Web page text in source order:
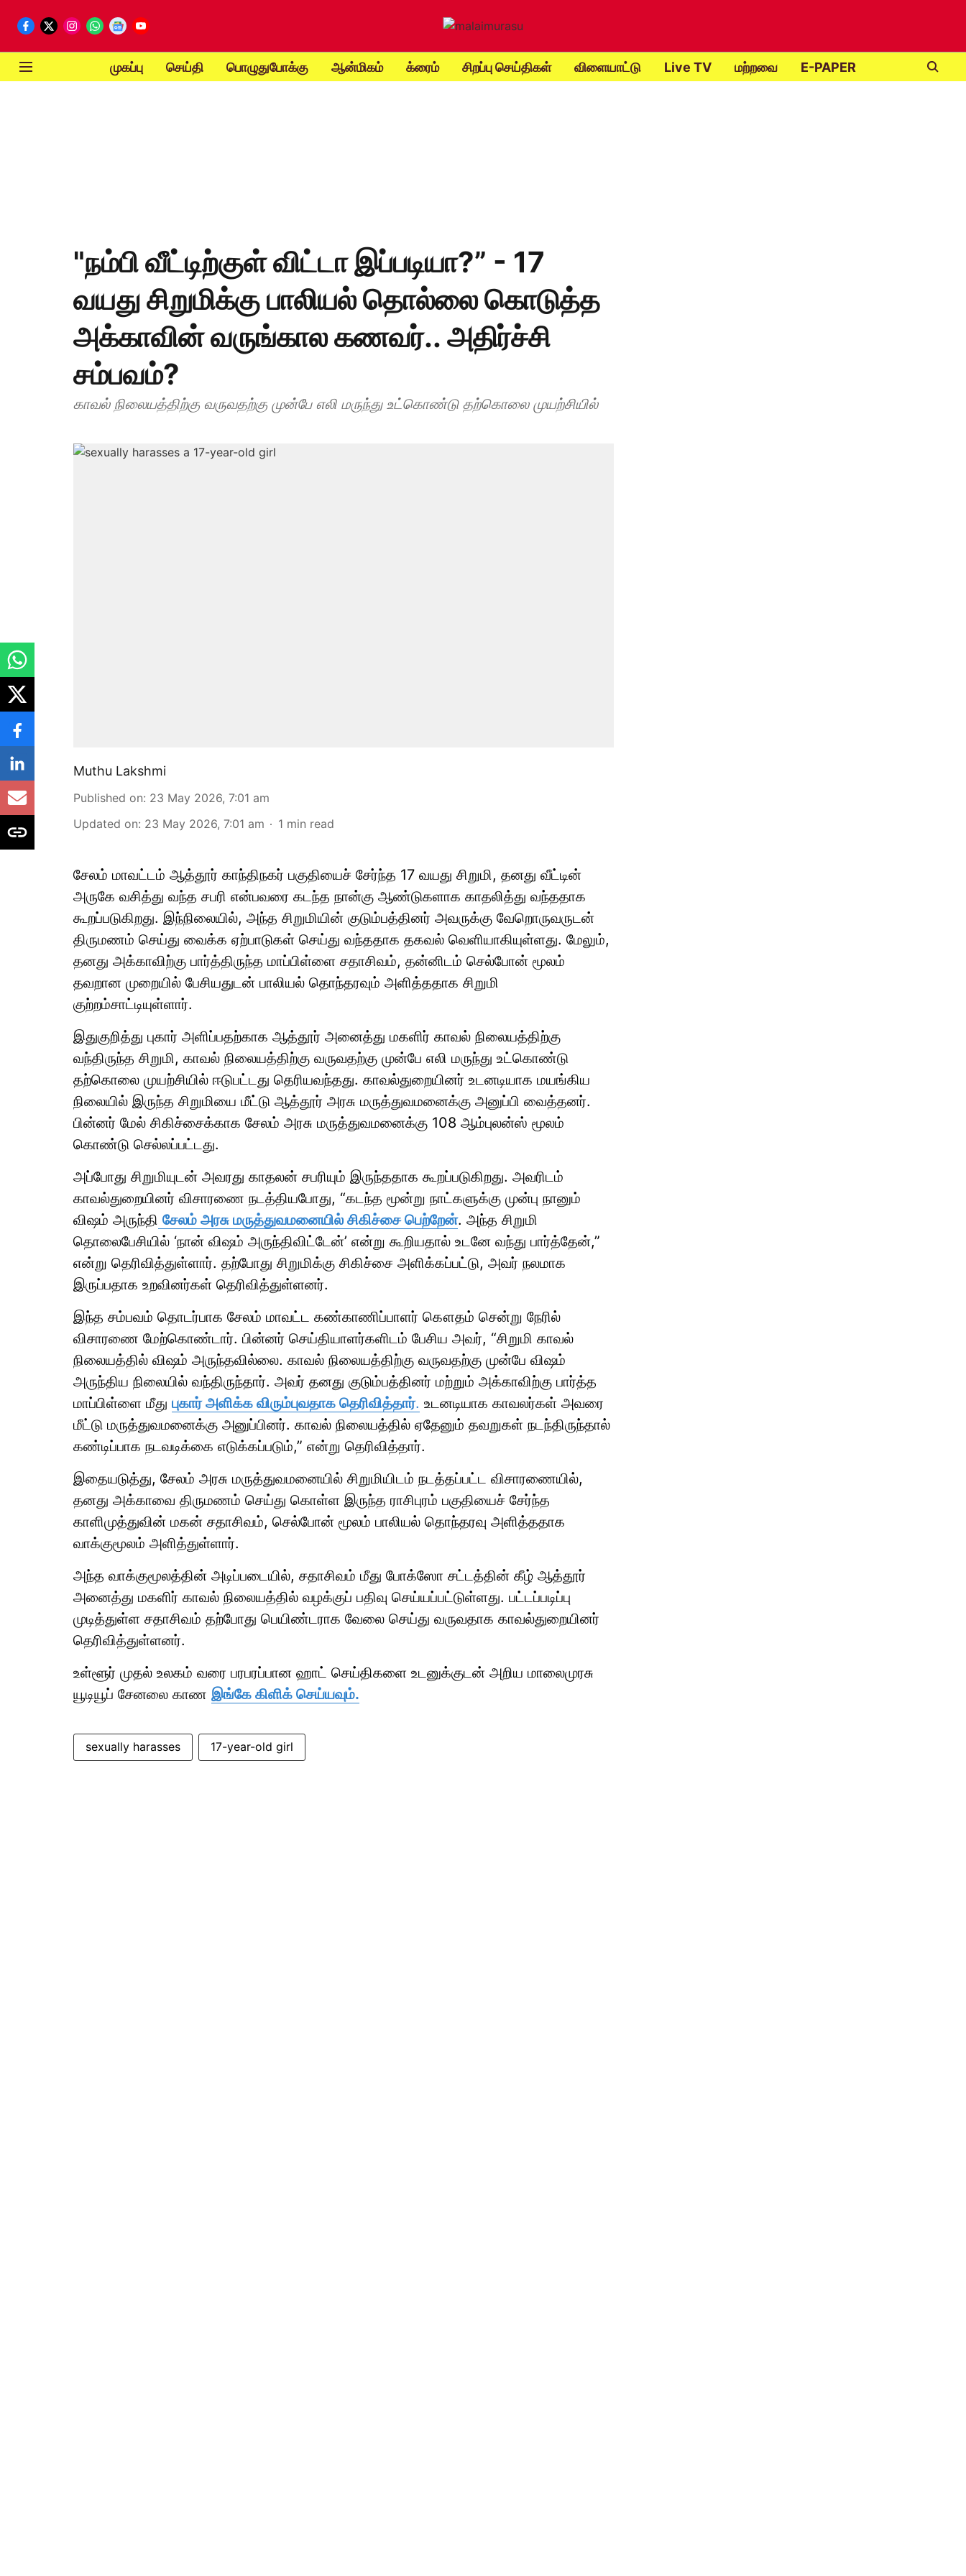
முகப்பு செய்தி பொழுதுபோக்கு ஆன்மிகம் க்ரைம் சிறப்பு செய்திகள் விளையாட்டு Live TV மற்றவை E-PAPER
"நம்பி வீட்டிற்குள் விட்டா இப்படியா?” - 17
வயது சிறுமிக்கு பாலியல் தொல்லை கொடுத்த
அக்காவின் வருங்கால கணவர்.. அதிர்ச்சி
சம்பவம்?
காவல் நிலையத்திற்கு வருவதற்கு முன்பே எலி மருந்து உட்கொண்டு தற்கொலை முயற்சியில்
Muthu Lakshmi
Published on: 23 May 2026, 7:01 am
Updated on: 23 May 2026, 7:01 am 1 min read
சேலம் மாவட்டம் ஆத்தூர் காந்திநகர் பகுதியைச் சேர்ந்த 17 வயது சிறுமி, தனது வீட்டின்
அருகே வசித்து வந்த சபரி என்பவரை கடந்த நான்கு ஆண்டுகளாக காதலித்து வந்ததாக
கூறப்படுகிறது. இந்நிலையில், அந்த சிறுமியின் குடும்பத்தினர் அவருக்கு வேறொருவருடன்
திருமணம் செய்து வைக்க ஏற்பாடுகள் செய்து வந்ததாக தகவல் வெளியாகியுள்ளது. மேலும்,
தனது அக்காவிற்கு பார்த்திருந்த மாப்பிள்ளை சதாசிவம், தன்னிடம் செல்போன் மூலம்
தவறான முறையில் பேசியதுடன் பாலியல் தொந்தரவும் அளித்ததாக சிறுமி
குற்றம்சாட்டியுள்ளார்.
இதுகுறித்து புகார் அளிப்பதற்காக ஆத்தூர் அனைத்து மகளிர் காவல் நிலையத்திற்கு
வந்திருந்த சிறுமி, காவல் நிலையத்திற்கு வருவதற்கு முன்பே எலி மருந்து உட்கொண்டு
தற்கொலை முயற்சியில் ஈடுபட்டது தெரியவந்தது. காவல்துறையினர் உடனடியாக மயங்கிய
நிலையில் இருந்த சிறுமியை மீட்டு ஆத்தூர் அரசு மருத்துவமனைக்கு அனுப்பி வைத்தனர்.
பின்னர் மேல் சிகிச்சைக்காக சேலம் அரசு மருத்துவமனைக்கு 108 ஆம்புலன்ஸ் மூலம்
கொண்டு செல்லப்பட்டது.
அப்போது சிறுமியுடன் அவரது காதலன் சபரியும் இருந்ததாக கூறப்படுகிறது. அவரிடம்
காவல்துறையினர் விசாரணை நடத்தியபோது, “கடந்த மூன்று நாட்களுக்கு முன்பு நானும்
விஷம் அருந்தி சேலம் அரசு மருத்துவமனையில் சிகிச்சை பெற்றேன். அந்த சிறுமி
தொலைபேசியில் ‘நான் விஷம் அருந்திவிட்டேன்’ என்று கூறியதால் உடனே வந்து பார்த்தேன்,”
என்று தெரிவித்துள்ளார். தற்போது சிறுமிக்கு சிகிச்சை அளிக்கப்பட்டு, அவர் நலமாக
இருப்பதாக உறவினர்கள் தெரிவித்துள்ளனர்.
இந்த சம்பவம் தொடர்பாக சேலம் மாவட்ட கண்காணிப்பாளர் கௌதம் சென்று நேரில்
விசாரணை மேற்கொண்டார். பின்னர் செய்தியாளர்களிடம் பேசிய அவர், “சிறுமி காவல்
நிலையத்தில் விஷம் அருந்தவில்லை. காவல் நிலையத்திற்கு வருவதற்கு முன்பே விஷம்
அருந்திய நிலையில் வந்திருந்தார். அவர் தனது குடும்பத்தினர் மற்றும் அக்காவிற்கு பார்த்த
மாப்பிள்ளை மீது புகார் அளிக்க விரும்புவதாக தெரிவித்தார். உடனடியாக காவலர்கள் அவரை
மீட்டு மருத்துவமனைக்கு அனுப்பினர். காவல் நிலையத்தில் ஏதேனும் தவறுகள் நடந்திருந்தால்
கண்டிப்பாக நடவடிக்கை எடுக்கப்படும்,” என்று தெரிவித்தார்.
இதையடுத்து, சேலம் அரசு மருத்துவமனையில் சிறுமியிடம் நடத்தப்பட்ட விசாரணையில்,
தனது அக்காவை திருமணம் செய்து கொள்ள இருந்த ராசிபுரம் பகுதியைச் சேர்ந்த
காளிமுத்துவின் மகன் சதாசிவம், செல்போன் மூலம் பாலியல் தொந்தரவு அளித்ததாக
வாக்குமூலம் அளித்துள்ளார்.
அந்த வாக்குமூலத்தின் அடிப்படையில், சதாசிவம் மீது போக்ஸோ சட்டத்தின் கீழ் ஆத்தூர்
அனைத்து மகளிர் காவல் நிலையத்தில் வழக்குப் பதிவு செய்யப்பட்டுள்ளது. பட்டப்படிப்பு
முடித்துள்ள சதாசிவம் தற்போது பெயிண்டராக வேலை செய்து வருவதாக காவல்துறையினர்
தெரிவித்துள்ளனர்.
உள்ளூர் முதல் உலகம் வரை பரபரப்பான ஹாட் செய்திகளை உடனுக்குடன் அறிய மாலைமுரசு
யூடியூப் சேனலை காண இங்கே கிளிக் செய்யவும்.
sexually harasses 17-year-old girl